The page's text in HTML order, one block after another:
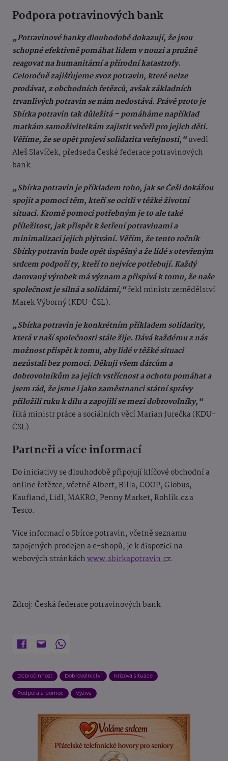
Podpora potravinových bank
„Potravinové banky dlouhodobě dokazují, že jsou
schopné efektivně pomáhat lidem v nouzi a pružně
reagovat na humanitární a přírodní katastrofy.
Celoročně zajišťujeme svoz potravin, které nelze
prodávat, z obchodních řetězců, avšak základních
trvanlivých potravin se nám nedostává. Právě proto je
Sbírka potravin tak důležitá – pomáháme například
matkám samoživitelkám zajistit večeři pro jejich děti.
Věříme, že se opět projeví solidarita veřejnosti,“uvedl
Aleš Slavíček, předseda České federace potravinových
bank.
„Sbírka potravin je příkladem toho, jak se Češi dokážou
spojit a pomoci těm, kteří se ocitli v těžké životní
situaci. Kromě pomoci potřebným je to ale také
příležitost, jak přispět k šetření potravinami a
minimalizaci jejich plýtvání. Věřím, že tento ročník
Sbírky potravin bude opět úspěšný a že lidé s otevřeným
srdcem podpoří ty, kteří to nejvíce potřebují. Každý
darovaný výrobek má význam a přispívá k tomu, že naše
společnost je silná a solidární,“řekl ministr zemědělství
Marek Výborný (KDU-ČSL).
„Sbírka potravin je konkrétním příkladem solidarity,
která v naší společnosti stále žije. Dává každému z nás
možnost přispět k tomu, aby lidé v těžké situaci
nezůstali bez pomoci. Děkuji všem dárcům a
dobrovolníkům za jejich vstřícnost a ochotu pomáhat a
jsem rád, že jsme i jako zaměstnanci státní správy
přiložili ruku k dílu a zapojili se mezi dobrovolníky,“
říká ministr práce a sociálních věcí Marian Jurečka (KDU-
ČSL).
Partneři a více informací
Do iniciativy se dlouhodobě připojují klíčové obchodní a
online řetězce, včetně Albert, Billa, COOP, Globus,
Kaufland, Lidl, MAKRO, Penny Market, Rohlík.cz a
Tesco.
Více informací o Sbírce potravin, včetně seznamu
zapojených prodejen a e-shopů, je k dispozici na
webových stránkáchwww.sbirkapotravin.cz.
Zdroj: Česká federace potravinových bank
Dobročinnost Dobrovolnictví Krizová situace
Podpora a pomoc Výživa